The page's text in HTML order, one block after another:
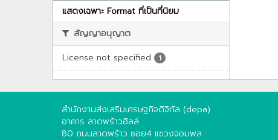
แสดงเฉพาะ Format ที่เป็นที่นิยม
สัญญาอนุญาต
License not specified
1
สำนักงานส่งเสริมเศรษฐกิจดิจิทัล (depa)
อาคาร ลาดพร้าวฮิลล์
80 ถนนลาดพร้าว ซอย4 แขวงจอมพล